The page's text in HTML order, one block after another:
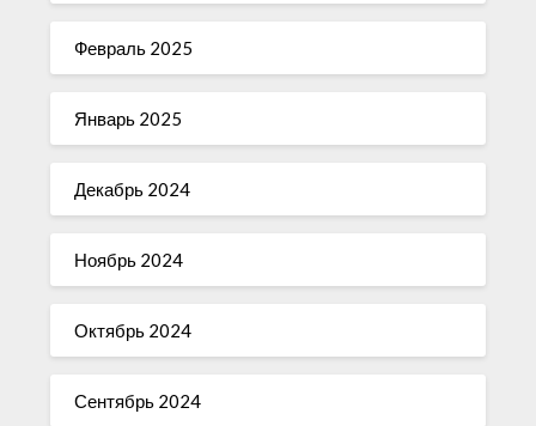
Февраль 2025
Январь 2025
Декабрь 2024
Ноябрь 2024
Октябрь 2024
Сентябрь 2024